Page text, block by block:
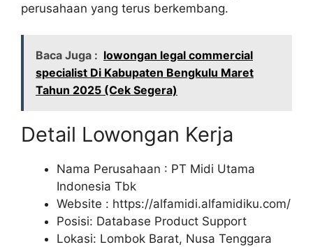
perusahaan yang terus berkembang.
Baca Juga : lowongan legal commercial
specialist Di Kabupaten Bengkulu Maret
Tahun 2025 (Cek Segera)
Detail Lowongan Kerja
Nama Perusahaan : PT Midi Utama
Indonesia Tbk
Website : https://alfamidi.alfamidiku.com/
Posisi: Database Product Support
Lokasi: Lombok Barat, Nusa Tenggara